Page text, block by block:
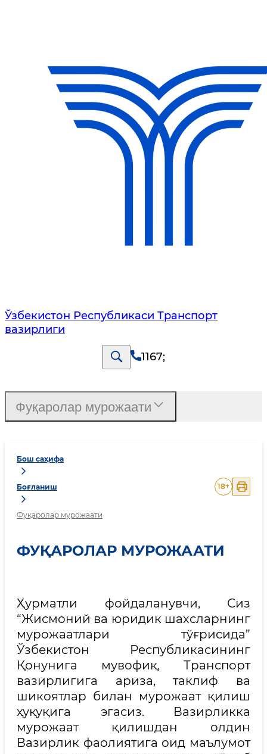
Ўзбекистон Республикаси Транспорт
вазирлиги
1167;
Бош саҳифа
Боғланиш
Фуқаролар мурожаати
18+
ФУҚАРОЛАР МУРОЖААТИ
Ҳурматли фойдаланувчи, Сиз
“Жисмоний ва юридик шахсларнинг
мурожаатлари тўғрисида”
Ўзбекистон Республикасининг
Қонунига мувофиқ, Транспорт
вазирлигига ариза, таклиф ва
шикоятлар билан мурожаат қилиш
ҳуқуқига эгасиз. Вазирликка
мурожаат қилишдан олдин
Вазирлик фаолиятига оид маълумот
Фуқаролар мурожаати